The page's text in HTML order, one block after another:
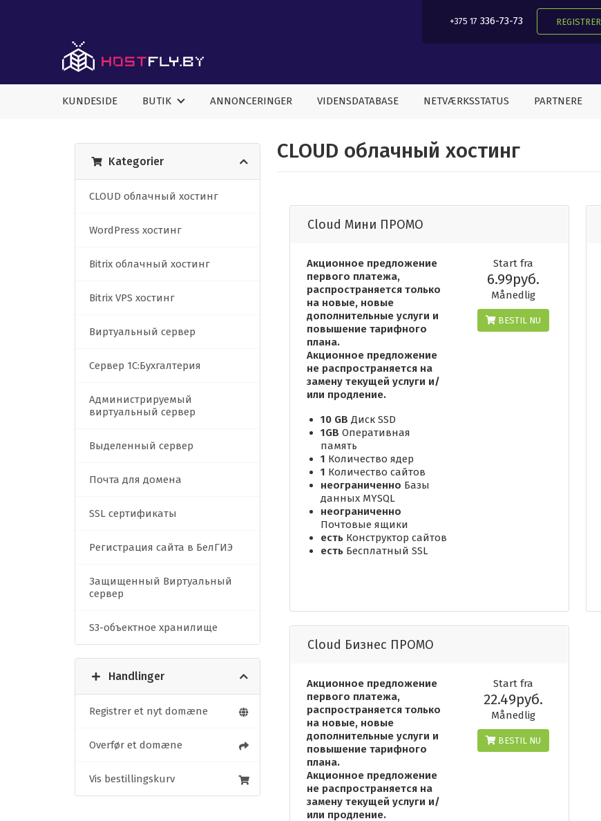
+375 17 336-73-73 REGISTRER
KUNDESIDE BUTIK ANNONCERINGER VIDENSDATABASE NETVÆRKSSTATUS PARTNERE
CLOUD облачный хостинг
Kategorier
CLOUD облачный хостинг
WordPress хостинг
Bitrix облачный хостинг
Bitrix VPS хостинг
Виртуальный сервер
Сервер 1C:Бухгалтерия
Администрируемый
виртуальный сервер
Выделенный сервер
Почта для домена
SSL сертификаты
Регистрация сайта в БелГИЭ
Защищенный Виртуальный
сервер
S3-объектное хранилище
Handlinger
Registrer et nyt domæne
Overfør et domæne
Vis bestillingskurv
Cloud Мини ПРОМО
Акционное предложение
первого платежа,
распространяется только
на новые, новые
дополнительные услуги и
повышение тарифного
плана.
Акционное предложение
не распространяется на
замену текущей услуги и/
или продление.
10 GB Диск SSD
1GB Оперативная
память
1 Количество ядер
1 Количество сайтов
неограниченно Базы
данных MYSQL
неограниченно
Почтовые ящики
естьКонструктор сайтов
естьБесплатный SSL
Start fra
6.99руб.
Månedlig
BESTIL NU
Cloud Бизнес ПРОМО
Акционное предложение
первого платежа,
распространяется только
на новые, новые
дополнительные услуги и
повышение тарифного
плана.
Акционное предложение
не распространяется на
замену текущей услуги и/
или продление.
Start fra
22.49руб.
Månedlig
BESTIL NU